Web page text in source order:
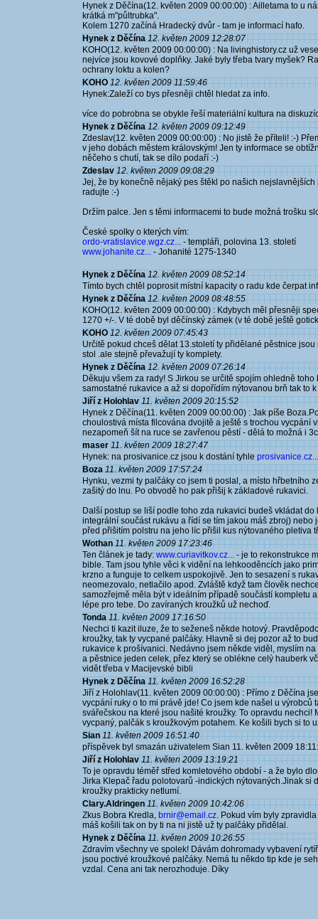
Hynek z Děčína(12. květen 2009 00:00:00) : Ailletama to u
krátká m"půltrubka".
Kolem 1270 začíná Hradecký dvůr - tam je informací hafo.
Hynek z Děčína 12. květen 2009 12:28:07
KOHO(12. květen 2009 00:00:00) : Na livinghistory.cz už
nejvíce jsou kovové doplňky. Jaké byly třeba tvary myšek?
ochrany loktu a kolen?
KOHO 12. květen 2009 11:59:46
Hynek:Zaleží co bys přesněji chtěl hledat za info.
více do pobrobna se obykle řeší materiální kultura na
Hynek z Děčína 12. květen 2009 09:12:49
Zdeslav(12. květen 2009 00:00:00) : No jistě že příteli! :-)
v jeho dobách městem královským! Jen ty informace se
něčeho s chutí, tak se dílo podaří :-)
Zdeslav 12. květen 2009 09:08:29
Jej, že by konečně nějaký pes štěkl po našich
radujte :-)
Držím palce. Jen s těmi informacemi to bude možná trošku
České spolky o kterých vím:
ordo-vratislavice.wgz.cz... - templáři, polovina 13. století
www.johanite.cz... - Johanité 1275-1340
Hynek z Děčína 12. květen 2009 08:52:14
Tímto bych chtěl poprosit místní kapacity o radu kde čerpat
Hynek z Děčína 12. květen 2009 08:48:55
KOHO(12. květen 2009 00:00:00) : Kdybych měl přesněji
1270 +/-. V té době byl děčínský zámek (v té době ještě
KOHO 12. květen 2009 07:45:43
Určitě pokud chceš dělat 13.století ty přidělané pěstnice
stol .ale stejně převažují ty komplety.
Hynek z Děčína 12. květen 2009 07:26:14
Děkuju všem za rady! S Jirkou se určitě spojím ohledně
samostatné rukavice a až si dopořídím nýtovanou brň tak to
Jiří z Holohlav 11. květen 2009 20:15:52
Hynek z Děčína(11. květen 2009 00:00:00) : Jak píše
choulostivá místa filcována dvojitě a ještě s trochou vycpání
nezapomeň šít na ruce se zavřenou pěstí - dělá to možná i
maser 11. květen 2009 18:27:47
Hynek: na prosivanice.cz jsou k dostání tyhle prosivanice.cz...
Boza 11. květen 2009 17:57:24
Hynku, vezmi ty palčáky co jsem ti poslal, a místo hřbetního
zašitý do lnu. Po obvodě ho pak přišij k základové rukavici.
Další postup se liší podle toho zda rukavici budeš vkládat
integrální součást rukávu a řídí se tím jakou máš zbroj)
před přišitím polstru na jeho líc přišil kus nýtovaného pletiva
Wothan 11. květen 2009 17:23:46
Ten článek je tady: www.curiavitkov.cz... - je to rekonstrukce
bible. Tam jsou tyhle věci k vidění na lehkooděncích jako
krzno a funguje to celkem uspokojivě. Jen to sesazení s
neomezovalo, netlačilo apod. Zvláště když tam člověk
samozřejmě měla být v ideálním případě součástí kompletu
lépe pro tebe. Do zavíraných kroužků už nechoď.
Tonda 11. květen 2009 17:16:50
Nechci ti kazit iluze, že to seženeš někde hotový.
kroužky, tak ty vycpané palčáky. Hlavně si dej pozor až to
rukavice k prošívanici. Nedávno jsem někde viděl, myslím
a pěstnice jeden celek, přez který se oblékne celý hauberk
vidět třeba v Macijevské bibli
Hynek z Děčína 11. květen 2009 16:52:28
Jiří z Holohlav(11. květen 2009 00:00:00) : Přímo z Děčína
vycpání ruky o to mi právě jde! Co jsem kde našel u
svářečskou na které jsou našité kroužky. To opravdu
vycpaný, palčák s kroužkovým potahem. Ke košili bych si to
Sian 11. květen 2009 16:51:40
příspěvek byl smazán użivatelem Sian 11. květen 2009
Jiří z Holohlav 11. květen 2009 13:19:21
To je opravdu téměř střed komletového období - a že bylo
Jirka Klepač řadu polotovarů -indických nýtovaných.Jinak si
kroužky prakticky netlumí.
Clary.Aldringen 11. květen 2009 10:42:06
Zkus Bobra Kredla, brnir@email.cz. Pokud vím byly
máš košili tak on by ti na ni jistě už ty palčáky přidělal.
Hynek z Děčína 11. květen 2009 10:26:55
Zdravím všechny ve spolek! Dávám dohromady vybavení
jsou poctivé kroužkové palčáky. Nemá tu někdo tip kde je
vzdal. Cena ani tak nerozhoduje. Díky